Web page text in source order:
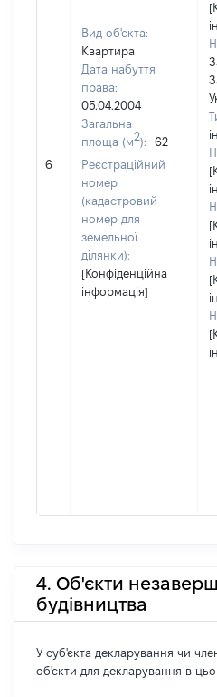
6
Вид об'єкта:
Квартира
Дата набуття
права:
05.04.2004
Загальна
площа (м2):
62
Реєстраційний
номер
(кадастровий
номер для
земельної
ділянки):
[Конфіденційна
інформація]
4. Об'єкти
будівництва
У суб'єкта декларування чи
об'єкти для декларування в